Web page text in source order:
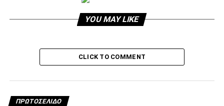
Τους ξεπροβόδισε ο Φάνης (video)
paokrevolution
YOU MAY LIKE
CLICK TO COMMENT
ΠΡΩΤΟΣΈΛΙΔΟ